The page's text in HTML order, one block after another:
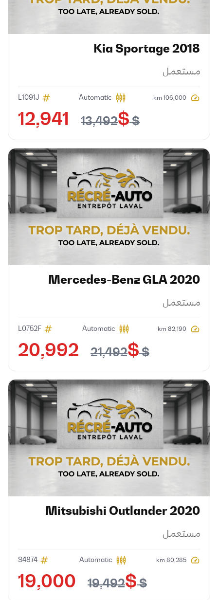
2018
Kia Sportage
مستعمل
106,000 km
Automatic
L1091J
$ 13,492
$ 12,941
2020
Mercedes-Benz GLA
مستعمل
82,190 km
Automatic
L0752F
$ 21,492
$ 20,992
2020
Mitsubishi Outlander
مستعمل
80,285 km
Automatic
S4874
$ 19,492
$ 19,000